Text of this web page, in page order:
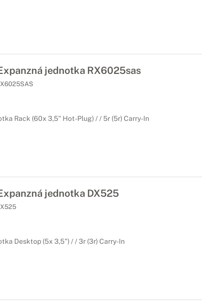
jednotka RX6025sas
Rack (60x 3,5" Hot-Plug) / / 5r (5r) Carry-In
jednotka DX525
Desktop (5x 3,5") / / 3r (3r) Carry-In